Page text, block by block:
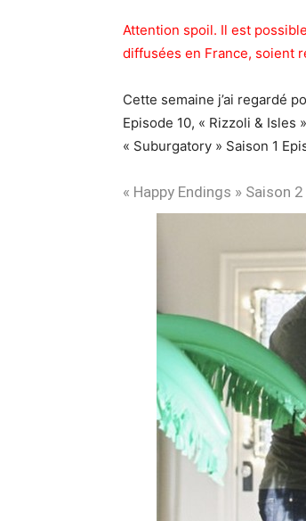
Attention spoil. Il est
diffusées en France, soient
Cette semaine j’ai regardé
Episode 10, « Rizzoli & Isles
« Suburgatory » Saison 1
« Happy Endings » Saison